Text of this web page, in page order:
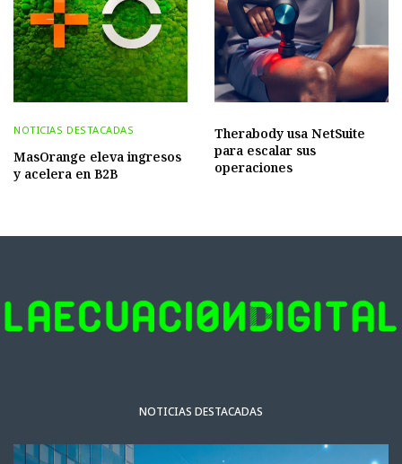
NOTICIAS DESTACADAS
MasOrange eleva ingresos
y acelera en B2B
Therabody usa NetSuite
para escalar sus
operaciones
NOTICIAS DESTACADAS